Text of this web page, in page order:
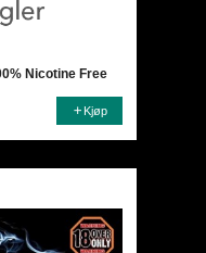
Nicotine Free
Kjøp